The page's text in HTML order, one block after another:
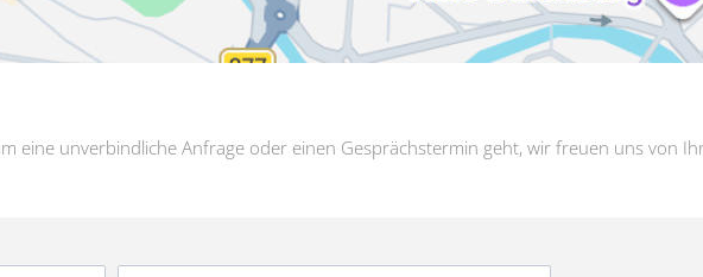
eine unverbindliche Anfrage oder einen Gesprächstermin geht, wir freuen uns von